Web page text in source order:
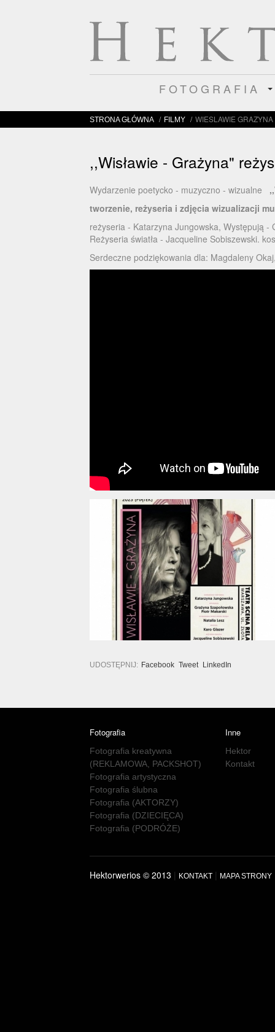
FOTOGRAFIA
STRONA GŁÓWNA / FILMY / WIESLAWIE GRAZYNA
,,Wisławie - Grażyna"
Wydarzenie poetycko - muzyczno - wizualne
tworzenie, reżyseria i zdjęcia wizualizacji
reżyseria - Katarzyna Jungowska, Występują -
Reżyseria światła - Jacqueline Sobiszewski.
Serdeczne podziękowania dla: Magdaleny
UDOSTĘPNIJ: Facebook Tweet LinkedIn
Fotografia
Fotografia kreatywna
(REKLAMOWA, PACKSHOT)
Fotografia artystyczna
Fotografia ślubna
Fotografia (AKTORZY)
Fotografia (DZIECIĘCA)
Fotografia (PODRÓŻE)
Inne
Hektor
Kontakt
Hektorwerios © 2013 | KONTAKT | MAPA STRONY